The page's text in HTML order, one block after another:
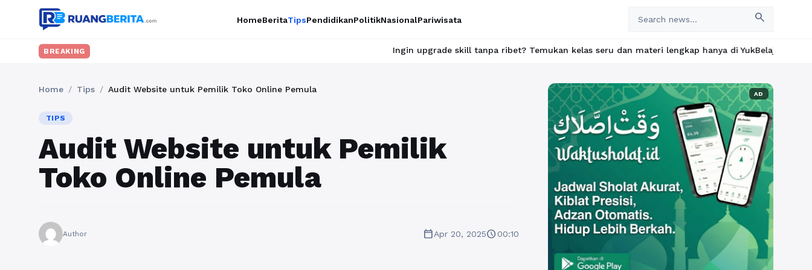
HomeBeritaTipsPendidikanPolitikNasionalPariwisata search
BREAKING Ingin upgrade skill tanpa ribet? Temukan kelas seru dan materi lengkap hanya di YukBelajar.com. Mulai
Home / Tips / Audit Website untuk Pemilik Toko Online Pemula
TIPS
Audit Website untuk Pemilik
Toko Online Pemula
Author calendar_todayApr 20, 2025schedule00:10
AD